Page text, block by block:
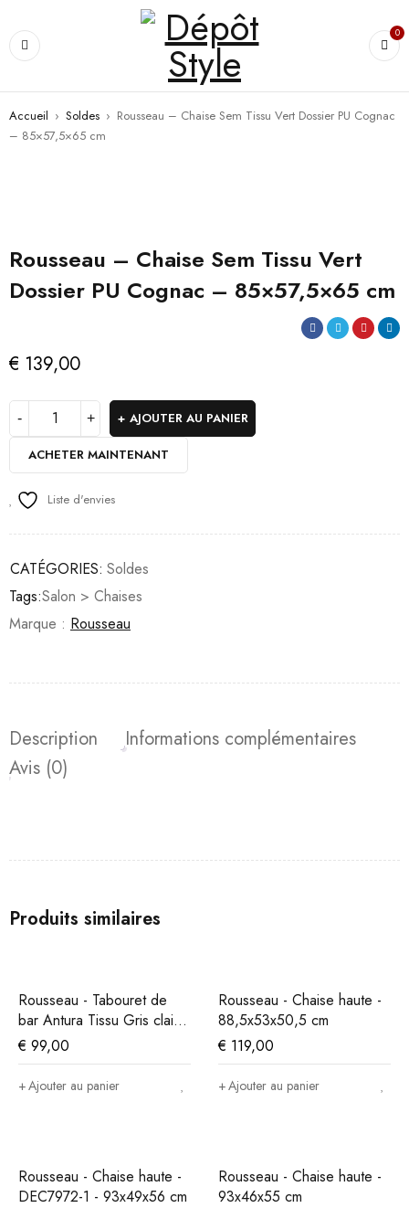
0
Accueil › Soldes › Rousseau – Chaise Sem Tissu Vert Dossier PU Cognac
– 85×57,5×65 cm
Rousseau – Chaise Sem Tissu Vert
Dossier PU Cognac – 85×57,5×65 cm
€ 139,00
AJOUTER AU PANIER
ACHETER MAINTENANT
Liste d'envies
CATÉGORIES: Soldes
Tags:Salon > Chaises
Marque : Rousseau
Description
Informations complémentaires
Avis (0)
Produits similaires
Rousseau - Tabouret de
bar Antura Tissu Gris clair -
97x46x53 cm
€ 99,00
Ajouter au panier
Rousseau - Chaise haute -
88,5x53x50,5 cm
€ 119,00
Ajouter au panier
Rousseau - Chaise haute -
DEC7972-1 - 93x49x56 cm
Rousseau - Chaise haute -
93x46x55 cm